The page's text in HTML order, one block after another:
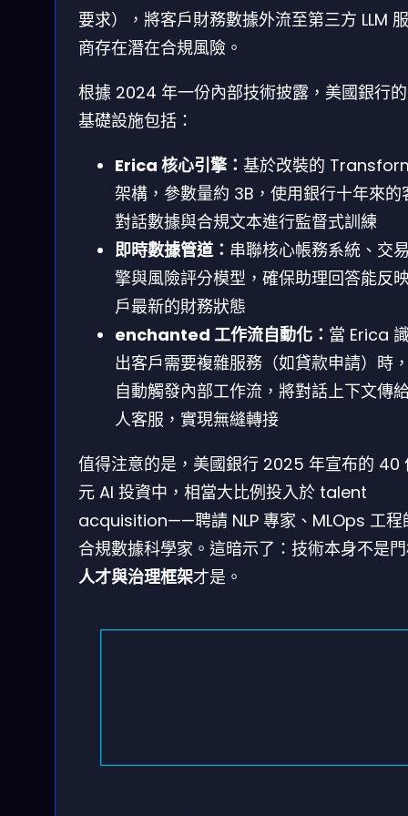
要求），將客戶財務數據外流至第三方 LLM
商存在潛在合規風險。
根據 2024 年一份內部技術披露，美國銀行
基礎設施包括：
Erica 核心引擎： 基於改裝的
架構，參數量約 3B，使用銀行十年來的
對話數據與合規文本進行監督式訓練
即時數據管道： 串聯核心帳務系統、交
擎與風險評分模型，確保助理回答能反
戶最新的財務狀態
enchanted 工作流自動化： 當 Erica
出客戶需要複雜服務（如貸款申請）時
自動觸發內部工作流，將對話上下文傳
人客服，實現無縫轉接
值得注意的是，美國銀行 2025 年宣布的 40
元 AI 投資中，相當大比例投入於 talent
acquisition——聘請 NLP 專家、MLOps 工程
合規數據科學家。這暗示了：技術本身不是
人才與治理框架才是。